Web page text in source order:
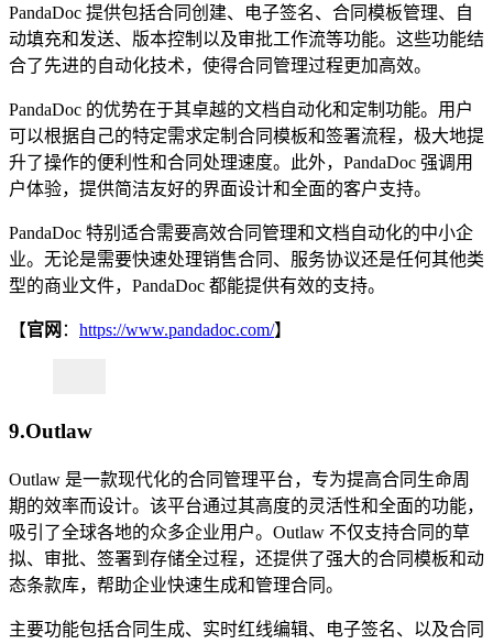
PandaDoc 提供包括合同创建、电子签名、合同模板管理、自
动填充和发送、版本控制以及审批工作流等功能。这些功能结
合了先进的自动化技术，使得合同管理过程更加高效。
PandaDoc 的优势在于其卓越的文档自动化和定制功能。用户
可以根据自己的特定需求定制合同模板和签署流程，极大地提
升了操作的便利性和合同处理速度。此外，PandaDoc 强调用
户体验，提供简洁友好的界面设计和全面的客户支持。
PandaDoc 特别适合需要高效合同管理和文档自动化的中小企
业。无论是需要快速处理销售合同、服务协议还是任何其他类
型的商业文件，PandaDoc 都能提供有效的支持。
【官网 ： https://www.pandadoc.com/】
9.Outlaw
Outlaw 是一款现代化的合同管理平台，专为提高合同生命周
期的效率而设计。该平台通过其高度的灵活性和全面的功能，
吸引了全球各地的众多企业用户。Outlaw 不仅支持合同的草
拟、审批、签署到存储全过程，还提供了强大的合同模板和动
态条款库，帮助企业快速生成和管理合同。
主要功能包括合同生成、实时红线编辑、电子签名、以及合同